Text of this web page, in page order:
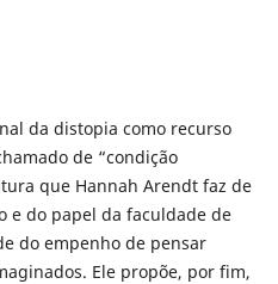
da distopia como recurso
de “condição
que Hannah Arendt faz de
e do papel da faculdade de
do empenho de pensar
Ele propõe, por fim,